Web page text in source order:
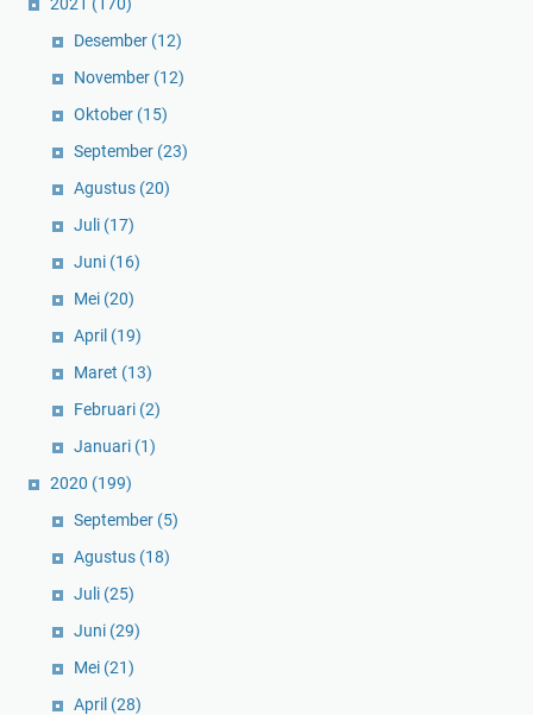
Desember (12)
November (12)
Oktober (15)
September (23)
Agustus (20)
Juli (17)
Juni (16)
Mei (20)
April (19)
Maret (13)
Februari (2)
Januari (1)
2020 (199)
September (5)
Agustus (18)
Juli (25)
Juni (29)
Mei (21)
April (28)